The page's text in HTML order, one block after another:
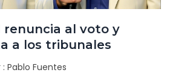
renuncia al voto y
a los tribunales
: Pablo Fuentes